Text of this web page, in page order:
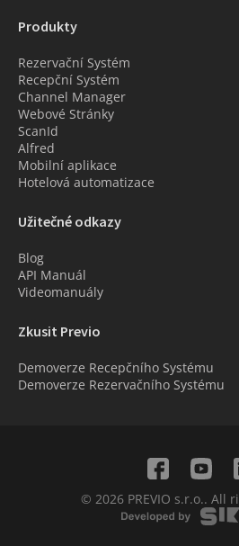
Produkty
Rezervační Systém
Recepční Systém
Channel Manager
Webové Stránky
ScanId
Alfred
Mobilní aplikace
Hotelová automatizace
Užitečné odkazy
Blog
API Manuál
Videomanuály
Zkusit Previo
Demoverze Recepčního Systému
Demoverze Rezervačního Systému
© 2026 PREVIO s.r.o.. All